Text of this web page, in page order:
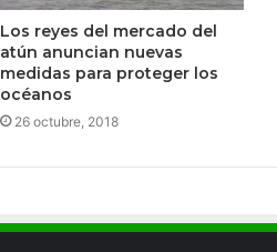
Los reyes del mercado del
atún anuncian nuevas
medidas para proteger los
océanos
26 octubre, 2018